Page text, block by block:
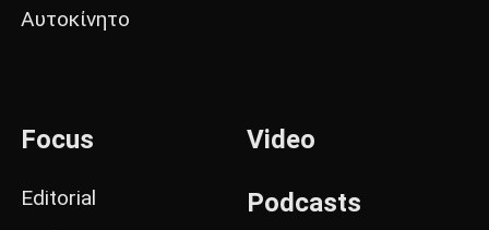
Αυτοκίνητο
Focus
Editorial
Video
Podcasts